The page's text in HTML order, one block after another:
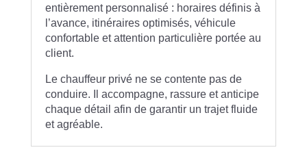
entièrement personnalisé : horaires définis à
l’avance, itinéraires optimisés, véhicule
confortable et attention particulière portée au
client.
Le chauffeur privé ne se contente pas de
conduire. Il accompagne, rassure et anticipe
chaque détail afin de garantir un trajet fluide
et agréable.